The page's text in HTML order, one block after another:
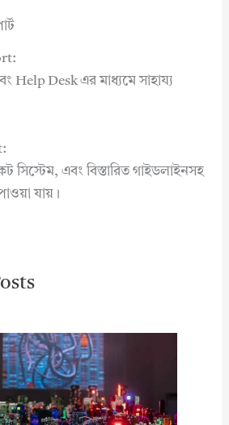
Help Desk এর মাধ্যমে সাহায্য
সিস্টেম, এবং বিস্তারিত গাইডলাইনসহ
যায়।